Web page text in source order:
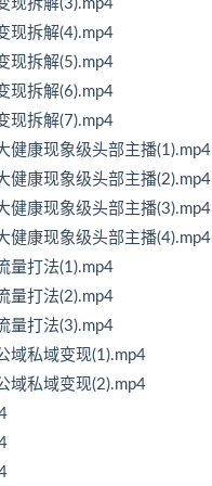
现拆解(3).mp4
现拆解(4).mp4
现拆解(5).mp4
现拆解(6).mp4
现拆解(7).mp4
健康现象级头部主播(1).mp4
健康现象级头部主播(2).mp4
健康现象级头部主播(3).mp4
健康现象级头部主播(4).mp4
量打法(1).mp4
量打法(2).mp4
量打法(3).mp4
域私域变现(1).mp4
域私域变现(2).mp4